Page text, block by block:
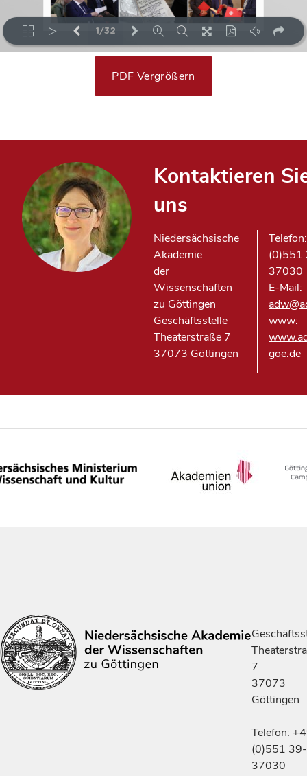
PDF Vergrößern
Kontaktieren
uns
Niedersächsische
Akademie
der
Wissenschaften
zu Göttingen
Geschäftsstelle
Theaterstraße 7
37073 Göttingen
(0)551
37030
E-Mail:
www:
goe.de
7
37073
Göttingen
Telefon:
(0)551 39-
37030